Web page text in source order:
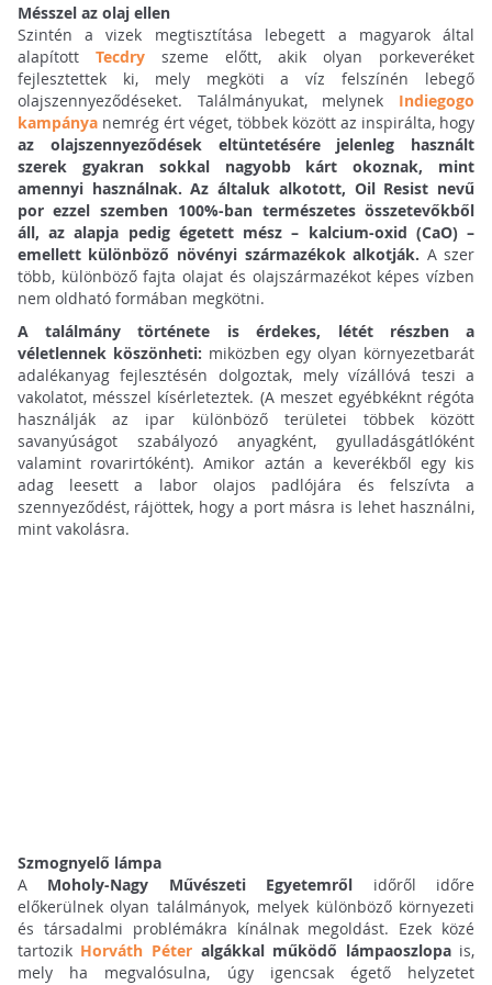
Mésszel az olaj ellen
Szintén a vizek megtisztítása lebegett a magyarok által
alapított Tecdryszeme előtt, akik olyan porkeveréket
fejlesztettek ki, mely megköti a víz felszínén lebegő
olajszennyeződéseket. Találmányukat, melynek Indiegogo
kampányanemrég ért véget, többek között az inspirálta, hogy
az olajszennyeződések eltüntetésére jelenleg használt
szerek gyakran sokkal nagyobb kárt okoznak, mint
amennyi használnak. Az általuk alkotott, Oil Resist nevű
por ezzel szemben 100%-ban természetes összetevőkből
áll, az alapja pedig égetett mész – kalcium-oxid (CaO) –
emellett különböző növényi származékok alkotják. A szer
több, különböző fajta olajat és olajszármazékot képes vízben
nem oldható formában megkötni.
A találmány története is érdekes, létét részben a
véletlennek köszönheti: miközben egy olyan környezetbarát
adalékanyag fejlesztésén dolgoztak, mely vízállóvá teszi a
vakolatot, mésszel kísérleteztek. (A meszet egyébkéknt régóta
használják az ipar különböző területei többek között
savanyúságot szabályozó anyagként, gyulladásgátlóként
valamint rovarirtóként). Amikor aztán a keverékből egy kis
adag leesett a labor olajos padlójára és felszívta a
szennyeződést, rájöttek, hogy a port másra is lehet használni,
mint vakolásra.
Szmognyelő lámpa
A Moholy-Nagy Művészeti Egyetemről időről időre
előkerülnek olyan találmányok, melyek különböző környezeti
és társadalmi problémákra kínálnak megoldást. Ezek közé
tartozik Horváth Péteralgákkal működő lámpaoszlopais,
mely ha megvalósulna, úgy igencsak égető helyzetet